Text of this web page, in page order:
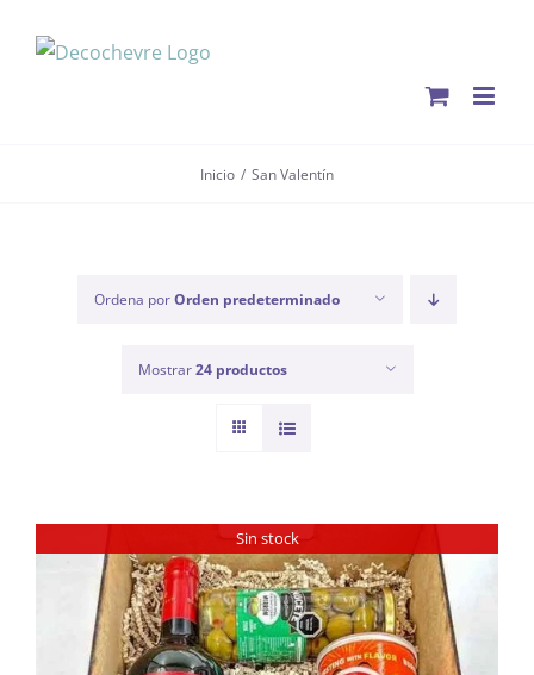
Inicio San Valentín
Ordena porOrden predeterminado
Mostrar24 productos
Sin stock